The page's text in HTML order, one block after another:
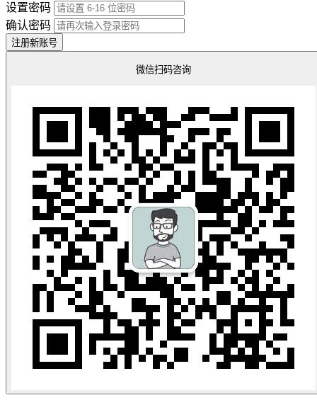
设置密码
确认密码
注册新账号
微信扫码咨询